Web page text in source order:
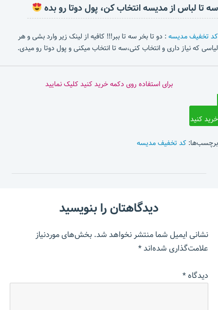
سه تا لباس از مدیسه انتخاب کن، پول دوتا رو بده
کد تخفیف مدیسه: دو تا بخر سه تا ببر!!! کافیه از لینک زیر وارد بشی و هر
لیاسی که نیاز داری و انتخاب کنی،سه تا انتخاب میکنی و پول دوتا رو میدی.
برای استفاده روی دکمه خرید کنید کلیک نمایید
خرید کنید
برچسب‌ها: کد تخفیف مدیسه
دیدگاهتان را بنویسید
نشانی ایمیل شما منتشر نخواهد شد.بخش‌های موردنیاز
علامت‌گذاری شده‌اند*
دیدگاه*